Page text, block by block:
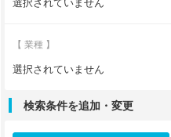
【 業種 】
選択されていません
検索条件を追加・変更